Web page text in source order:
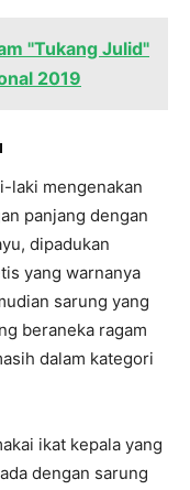
"Tukang Julid"
2019
laki mengenakan
panjang dengan
dipadukan
yang warnanya
sarung yang
beraneka ragam
dalam kategori
ikat kepala yang
dengan sarung